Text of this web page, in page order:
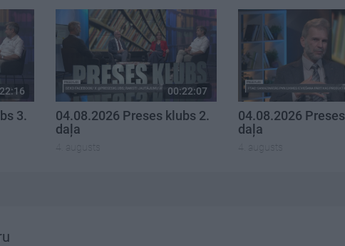
3.
00:22:07
04.08.2026 Preses klubs 2.
daļa
4. augusts
04.08.2026
daļa
4. augusts